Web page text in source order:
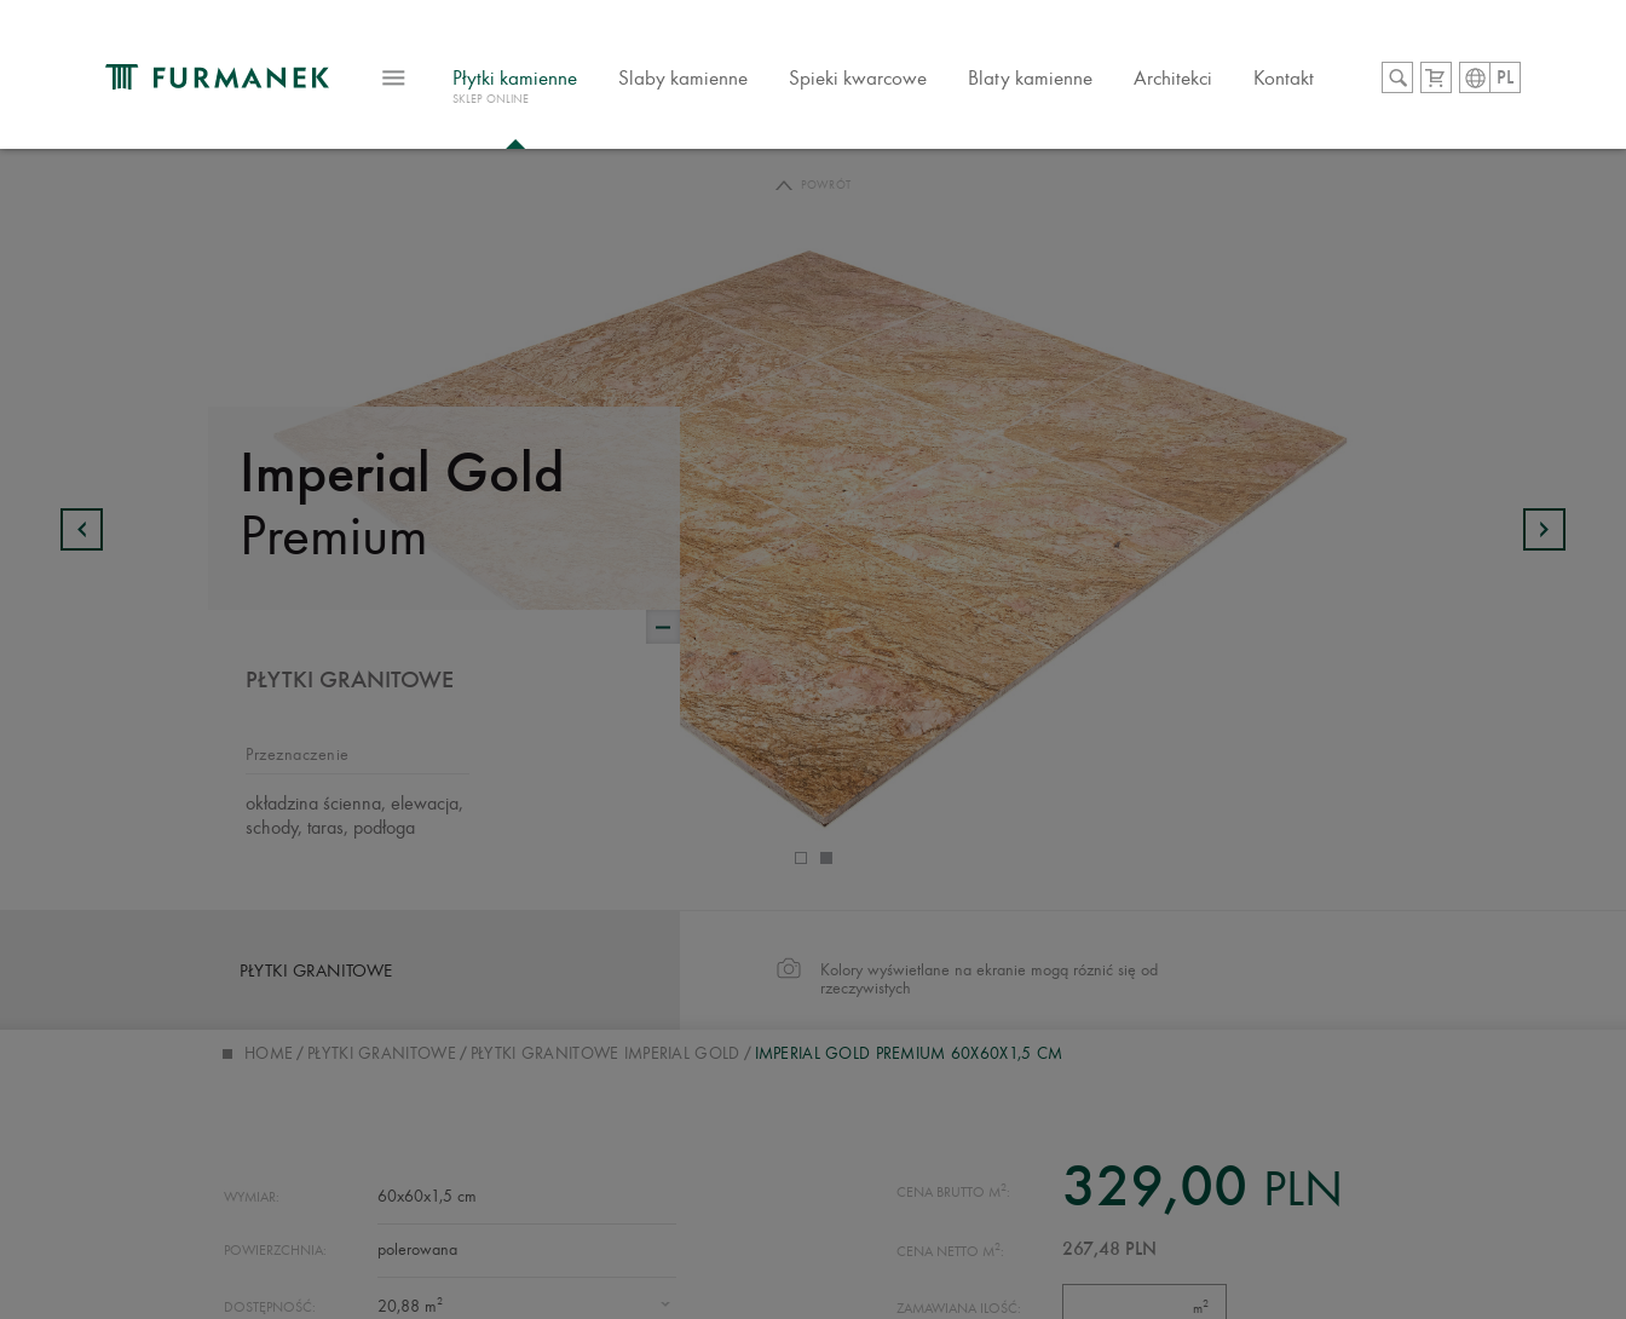
Płytki kamienne
SKLEP ONLINE
Slaby kamienne Spieki kwarcowe Blaty kamienne Architekci Kontakt PL
POWRÓT
Imperial Gold
Premium
PŁYTKI GRANITOWE
Przeznaczenie
okładzina ścienna, elewacja,
schody, taras, podłoga
PŁYTKI GRANITOWE
Kolory wyświetlane na ekranie mogą róznić się od
rzeczywistych
HOME PŁYTKI GRANITOWE PŁYTKI GRANITOWE IMPERIAL GOLD IMPERIAL GOLD PREMIUM 60X60X1,5 CM
WYMIAR: 60x60x1,5 cm
POWIERZCHNIA: polerowana
DOSTĘPNOŚĆ: 20,88 m2
CENA BRUTTO M 2 : 329,00 PLN
CENA NETTO M 2 : 267,48 PLN
ZAMAWIANA ILOŚĆ: m2